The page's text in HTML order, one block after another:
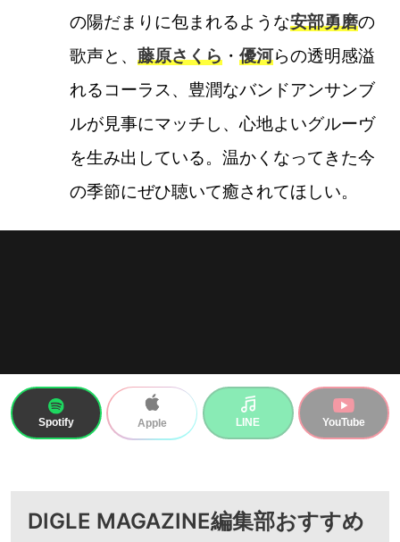
の陽だまりに包まれるような安部勇磨の
歌声と、 藤原さくら・ 優河らの透明感溢
れるコーラス、豊潤なバンドアンサンブ
ルが見事にマッチし、心地よいグルーヴ
を生み出している。温かくなってきた今
の季節にぜひ聴いて癒されてほしい。
Spotify Apple LINE YouTube
DIGLE MAGAZINE編集部おすすめ